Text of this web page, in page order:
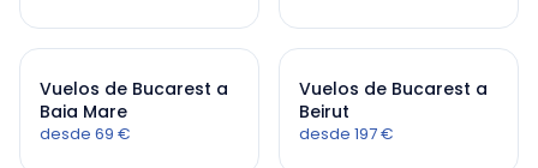
Vuelos de Bucarest a
Baia Mare
desde 69 €
Vuelos de Bucarest a
Beirut
desde 197 €